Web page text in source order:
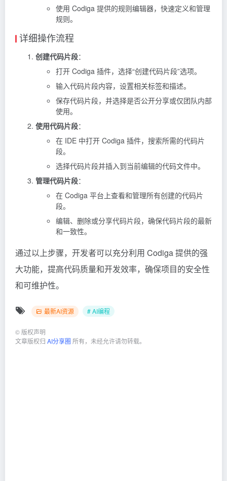
使用 Codiga 提供的规则编辑器，快速定义和管理
规则。
详细操作流程
创建代码片段：
打开 Codiga 插件，选择“创建代码片段”选项。
输入代码片段内容，设置相关标签和描述。
保存代码片段，并选择是否公开分享或仅团队内部
使用。
使用代码片段：
在 IDE 中打开 Codiga 插件，搜索所需的代码片
段。
选择代码片段并插入到当前编辑的代码文件中。
管理代码片段：
在 Codiga 平台上查看和管理所有创建的代码片
段。
编辑、删除或分享代码片段，确保代码片段的最新
和一致性。
通过以上步骤，开发者可以充分利用 Codiga 提供的强
大功能，提高代码质量和开发效率，确保项目的安全性
和可维护性。
最新AI资源 # AI编程
© 版权声明
文章版权归 AI分享圈 所有，未经允许请勿转载。